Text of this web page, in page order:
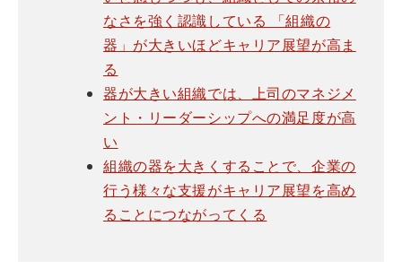
なさを強く認識している 「組織の
器」が大きいほどキャリア展望が高ま
る
器が大きい組織では、上司のマネジメ
ント・リーダーシップへの満足度が高
い
組織の器を大きくすることで、企業の
行う様々な支援がキャリア展望を高め
ることにつながってくる